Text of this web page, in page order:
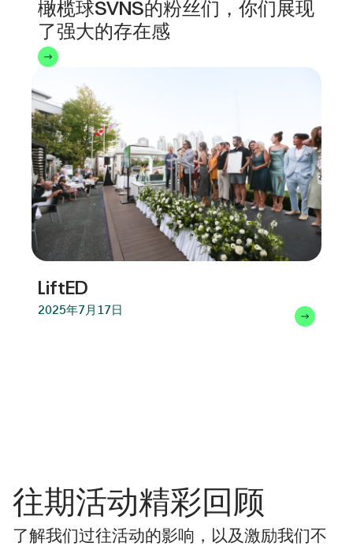
橄榄球SVNS的粉丝们，你们展现
了强大的存在感
LiftED
2025年7月17日
往期活动精彩回顾
了解我们过往活动的影响，以及激励我们不